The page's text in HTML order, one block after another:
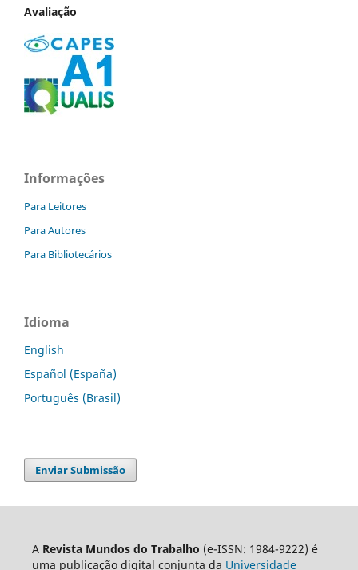
Avaliação
Informações
Para Leitores
Para Autores
Para Bibliotecários
Idioma
English
Español (España)
Português (Brasil)
Enviar Submissão
A Revista Mundos do Trabalho (e-ISSN: 1984-9222) é
uma publicação digital conjunta da Universidade